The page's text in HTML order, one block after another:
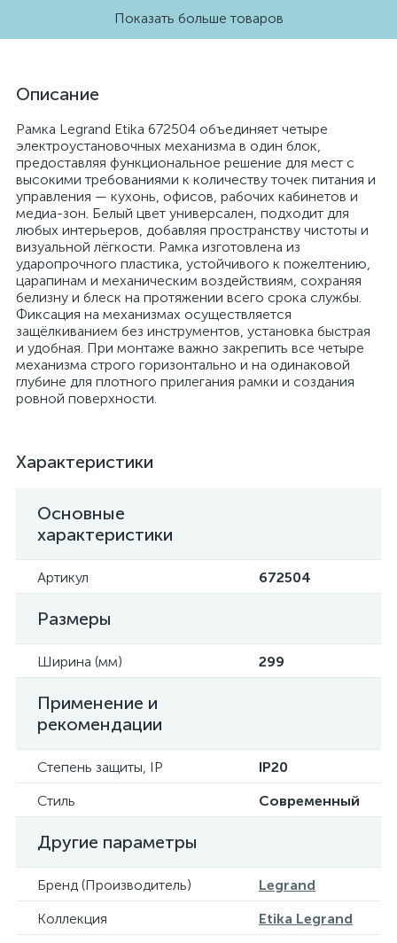
Показать больше товаров
Описание
Рамка Legrand Etika 672504 объединяет четыре
электроустановочных механизма в один блок,
предоставляя функциональное решение для мест с
высокими требованиями к количеству точек питания и
управления — кухонь, офисов, рабочих кабинетов и
медиа-зон. Белый цвет универсален, подходит для
любых интерьеров, добавляя пространству чистоты и
визуальной лёгкости. Рамка изготовлена из
ударопрочного пластика, устойчивого к пожелтению,
царапинам и механическим воздействиям, сохраняя
белизну и блеск на протяжении всего срока службы.
Фиксация на механизмах осуществляется
защёлкиванием без инструментов, установка быстрая
и удобная. При монтаже важно закрепить все четыре
механизма строго горизонтально и на одинаковой
глубине для плотного прилегания рамки и создания
ровной поверхности.
Характеристики
Основные
характеристики
Артикул 672504
Размеры
Ширина (мм) 299
Применение и
рекомендации
Степень защиты, IP
IP20
Стиль
Современный
Другие параметры
Бренд (Производитель)
Legrand
Коллекция
Etika Legrand